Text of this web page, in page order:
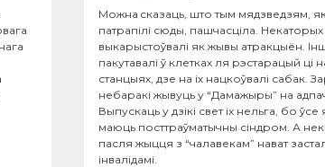
Можна cказаць, што тым мядзведзям,
патрапілі сюды, пашчасціла. Некаторых
выкарыстоўвалі як жывы атракцыён.
пакутавалі ў клетках ля рэстарацый ці
станцыях, дзе на іх нацкоўвалі сабак.
небаракі жывуць у “Дамажыры” на
Выпускаць у дзікі свет іх нельга, бо ўсе
маюць посттраўматычны сіндром. А
пасля жыцця з “чалавекам” нават
інвалідамі.